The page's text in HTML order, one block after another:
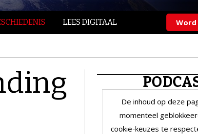
LEES DIGITAAL Word
De inhoud op deze
momenteel
cookie-keuzes te